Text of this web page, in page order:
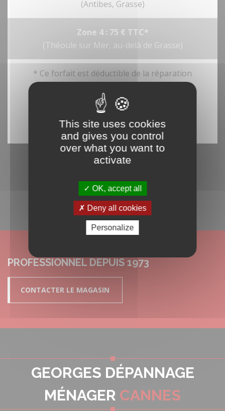
(Antibes, Grasse)
Zone 4 : 75 € TTC*
(Théoule sur Mer, au-delà de Grasse)
* Ce forfait est déductible de la réparation
04 93 46 80 46
PROFESSIONNEL DEPUIS 1973
CONTACTER LE MAGASIN
GEORGES DÉPANNAGE
MÉNAGER CANNES
This site uses cookies
and gives you control
over what you want to
activate
OK, accept all
Deny all cookies
Personalize